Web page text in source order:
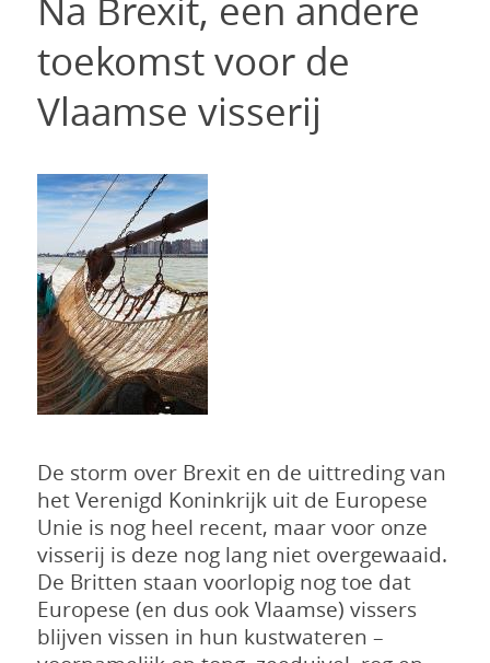
Na Brexit, een andere
toekomst voor de
Vlaamse visserij
De storm over Brexit en de uittreding van
het Verenigd Koninkrijk uit de Europese
Unie is nog heel recent, maar voor onze
visserij is deze nog lang niet overgewaaid.
De Britten staan voorlopig nog toe dat
Europese (en dus ook Vlaamse) vissers
blijven vissen in hun kustwateren –